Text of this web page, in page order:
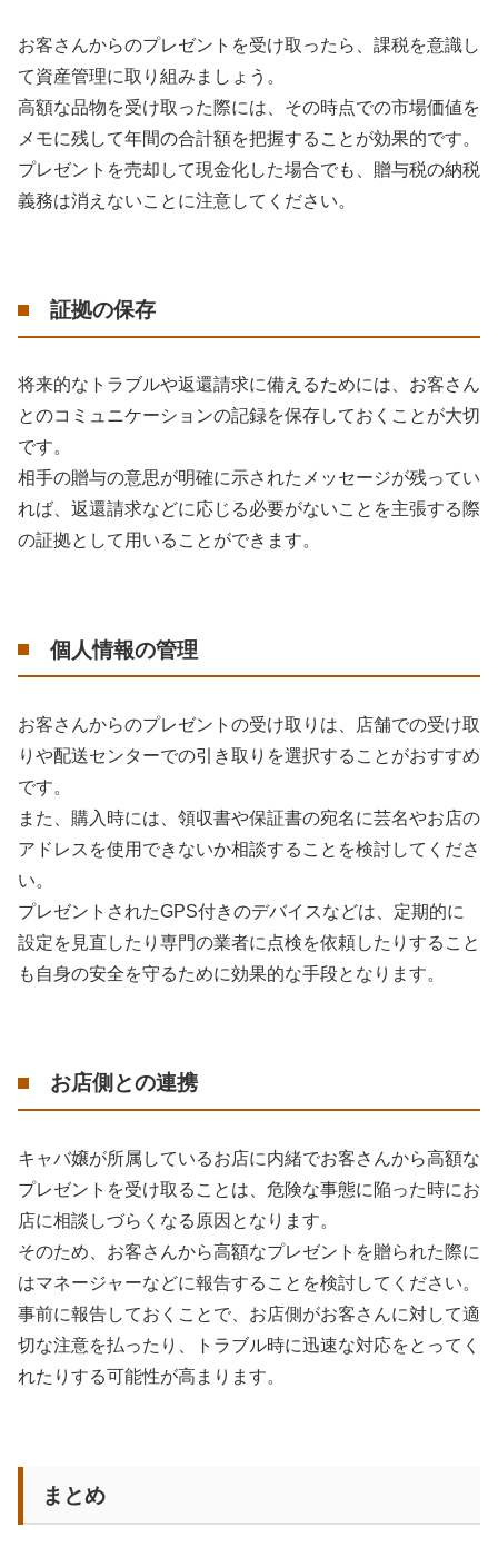
お客さんからのプレゼントを受け取ったら、課税を意識し
て資産管理に取り組みましょう。
高額な品物を受け取った際には、その時点での市場価値を
メモに残して年間の合計額を把握することが効果的です。
プレゼントを売却して現金化した場合でも、贈与税の納税
義務は消えないことに注意してください。
証拠の保存
将来的なトラブルや返還請求に備えるためには、お客さん
とのコミュニケーションの記録を保存しておくことが大切
です。
相手の贈与の意思が明確に示されたメッセージが残ってい
れば、返還請求などに応じる必要がないことを主張する際
の証拠として用いることができます。
個人情報の管理
お客さんからのプレゼントの受け取りは、店舗での受け取
りや配送センターでの引き取りを選択することがおすすめ
です。
また、購入時には、領収書や保証書の宛名に芸名やお店の
アドレスを使用できないか相談することを検討してくださ
い。
プレゼントされたGPS付きのデバイスなどは、定期的に
設定を見直したり専門の業者に点検を依頼したりすること
も自身の安全を守るために効果的な手段となります。
お店側との連携
キャバ嬢が所属しているお店に内緒でお客さんから高額な
プレゼントを受け取ることは、危険な事態に陥った時にお
店に相談しづらくなる原因となります。
そのため、お客さんから高額なプレゼントを贈られた際に
はマネージャーなどに報告することを検討してください。
事前に報告しておくことで、お店側がお客さんに対して適
切な注意を払ったり、トラブル時に迅速な対応をとってく
れたりする可能性が高まります。
まとめ